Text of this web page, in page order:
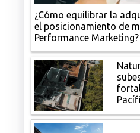
¿Cómo equilibrar la
el posicionamiento de
Performance Marketing?